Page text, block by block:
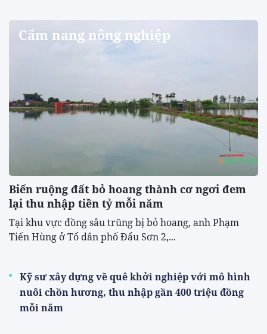
Cẩm nang nông nghiệp
Biến ruộng đất bỏ hoang thành cơ ngơi đem
lại thu nhập tiền tỷ mỗi năm
Tại khu vực đồng sâu trũng bị bỏ hoang, anh Phạm
Tiến Hùng ở Tổ dân phố Đẩu Sơn 2,...
Kỹ sư xây dựng về quê khởi nghiệp với mô hình
nuôi chồn hương, thu nhập gần 400 triệu đồng
mỗi năm